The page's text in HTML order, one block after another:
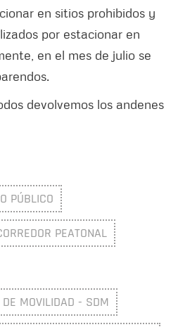
en sitios prohibidos y
por estacionar en
en el mes de julio se
devolvemos los andenes
PÚBLICO
PEATONAL
MOVILIDAD - SDM